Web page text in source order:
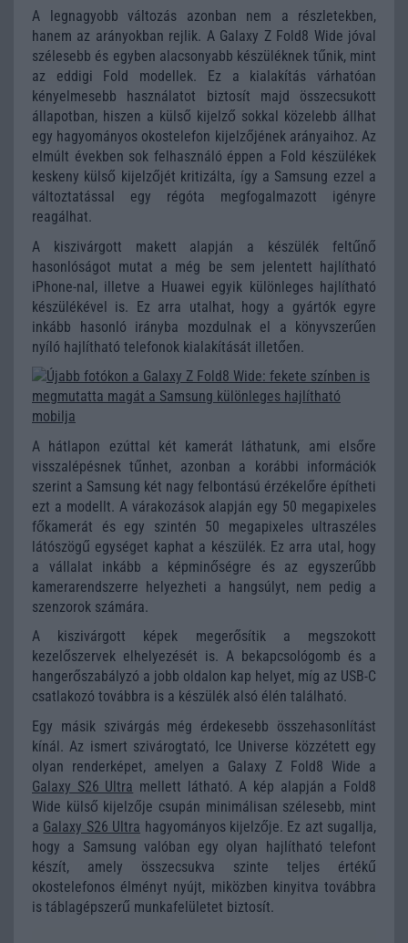
A legnagyobb változás azonban nem a részletekben,
hanem az arányokban rejlik. A Galaxy Z Fold8 Wide jóval
szélesebb és egyben alacsonyabb készüléknek tűnik, mint
az eddigi Fold modellek. Ez a kialakítás várhatóan
kényelmesebb használatot biztosít majd összecsukott
állapotban, hiszen a külső kijelző sokkal közelebb állhat
egy hagyományos okostelefon kijelzőjének arányaihoz. Az
elmúlt években sok felhasználó éppen a Fold készülékek
keskeny külső kijelzőjét kritizálta, így a Samsung ezzel a
változtatással egy régóta megfogalmazott igényre
reagálhat.
A kiszivárgott makett alapján a készülék feltűnő
hasonlóságot mutat a még be sem jelentett hajlítható
iPhone-nal, illetve a Huawei egyik különleges hajlítható
készülékével is. Ez arra utalhat, hogy a gyártók egyre
inkább hasonló irányba mozdulnak el a könyvszerűen
nyíló hajlítható telefonok kialakítását illetően.
A hátlapon ezúttal két kamerát láthatunk, ami elsőre
visszalépésnek tűnhet, azonban a korábbi információk
szerint a Samsung két nagy felbontású érzékelőre építheti
ezt a modellt. A várakozások alapján egy 50 megapixeles
főkamerát és egy szintén 50 megapixeles ultraszéles
látószögű egységet kaphat a készülék. Ez arra utal, hogy
a vállalat inkább a képminőségre és az egyszerűbb
kamerarendszerre helyezheti a hangsúlyt, nem pedig a
szenzorok számára.
A kiszivárgott képek megerősítik a megszokott
kezelőszervek elhelyezését is. A bekapcsológomb és a
hangerőszabályzó a jobb oldalon kap helyet, míg az USB-C
csatlakozó továbbra is a készülék alsó élén található.
Egy másik szivárgás még érdekesebb összehasonlítást
kínál. Az ismert szivárogtató, Ice Universe közzétett egy
olyan renderképet, amelyen a Galaxy Z Fold8 Wide a
Galaxy S26 Ultra mellett látható. A kép alapján a Fold8
Wide külső kijelzője csupán minimálisan szélesebb, mint
a Galaxy S26 Ultra hagyományos kijelzője. Ez azt sugallja,
hogy a Samsung valóban egy olyan hajlítható telefont
készít, amely összecsukva szinte teljes értékű
okostelefonos élményt nyújt, miközben kinyitva továbbra
is táblagépszerű munkafelületet biztosít.